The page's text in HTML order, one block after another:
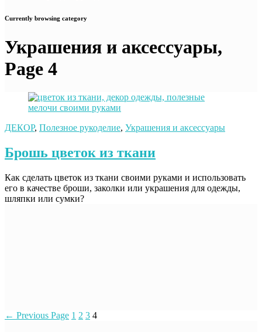
Currently browsing category
Украшения и аксессуары,
Page 4
ДЕКОР, Полезное рукоделие, Украшения и аксессуары
Брошь цветок из ткани
Как сделать цветок из ткани своими руками и использовать
его в качестве броши, заколки или украшения для одежды,
шляпки или сумки?
← Previous Page 1 2 3 4